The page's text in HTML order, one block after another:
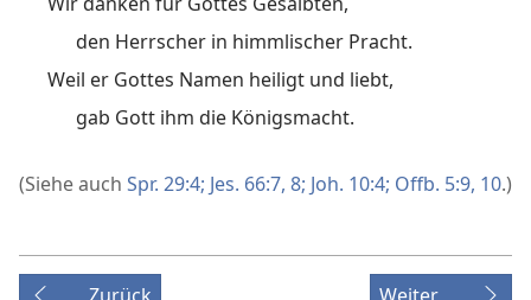
den Herrscher in himmlischer Pracht.
Weil er Gottes Namen heiligt und liebt,
gab Gott ihm die Königsmacht.
(Siehe auch Spr. 29:4; Jes. 66:7, 8; Joh. 10:4; Offb. 5:9, 10.)